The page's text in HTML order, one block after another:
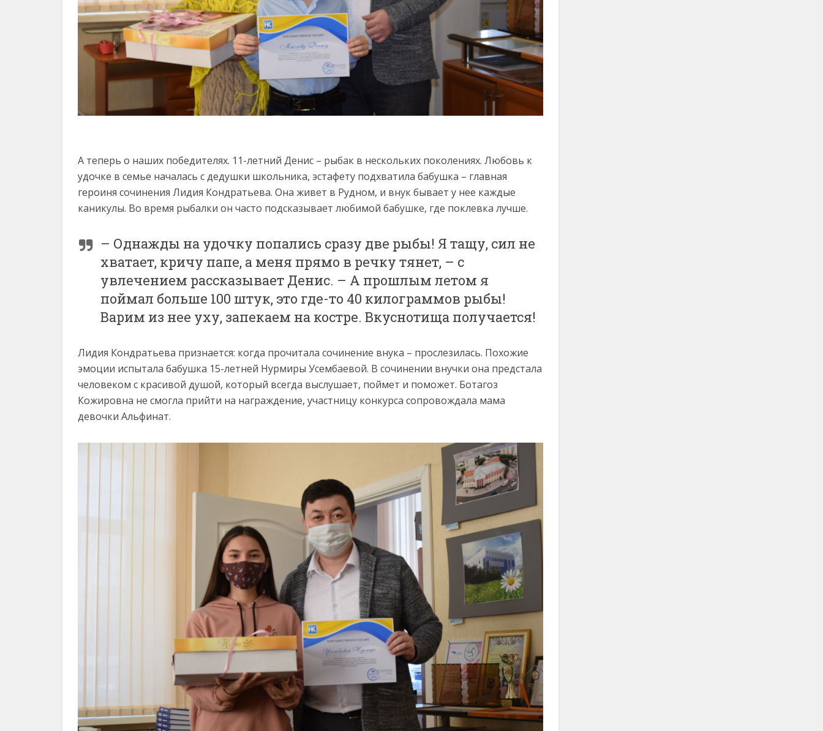
А теперь о наших победителях. 11-летний Денис – рыбак в нескольких поколениях. Любовь к
удочке в семье началась с дедушки школьника, эстафету подхватила бабушка – главная
героиня сочинения Лидия Кондратьева. Она живет в Рудном, и внук бывает у нее каждые
каникулы. Во время рыбалки он часто подсказывает любимой бабушке, где поклевка лучше.
– Однажды на удочку попались сразу две рыбы! Я тащу, сил не
хватает, кричу папе, а меня прямо в речку тянет, – с
увлечением рассказывает Денис. – А прошлым летом я
поймал больше 100 штук, это где-то 40 килограммов рыбы!
Варим из нее уху, запекаем на костре. Вкуснотища получается!
Лидия Кондратьева признается: когда прочитала сочинение внука – прослезилась. Похожие
эмоции испытала бабушка 15-летней Нурмиры Усембаевой. В сочинении внучки она предстала
человеком с красивой душой, который всегда выслушает, поймет и поможет. Ботагоз
Кожировна не смогла прийти на награждение, участницу конкурса сопровождала мама
девочки Альфинат.